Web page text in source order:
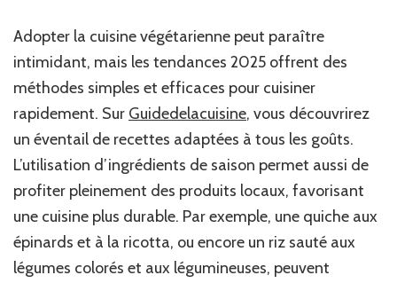
Adopter la cuisine végétarienne peut paraître
intimidant, mais les tendances 2025 offrent des
méthodes simples et efficaces pour cuisiner
rapidement. Sur Guidedelacuisine, vous découvrirez
un éventail de recettes adaptées à tous les goûts.
L’utilisation d’ingrédients de saison permet aussi de
profiter pleinement des produits locaux, favorisant
une cuisine plus durable. Par exemple, une quiche aux
épinards et à la ricotta, ou encore un riz sauté aux
légumes colorés et aux légumineuses, peuvent